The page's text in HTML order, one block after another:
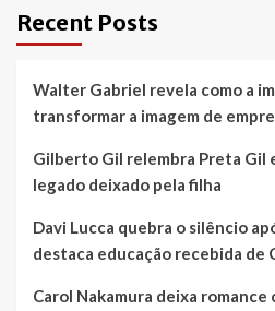
evitá-
Recent Posts
Walter Gabriel revela como a
transformar a imagem de
Gilberto Gil relembra Preta Gil
legado deixado pela filha
Davi Lucca quebra o silêncio
destaca educação recebida de
Carol Nakamura deixa